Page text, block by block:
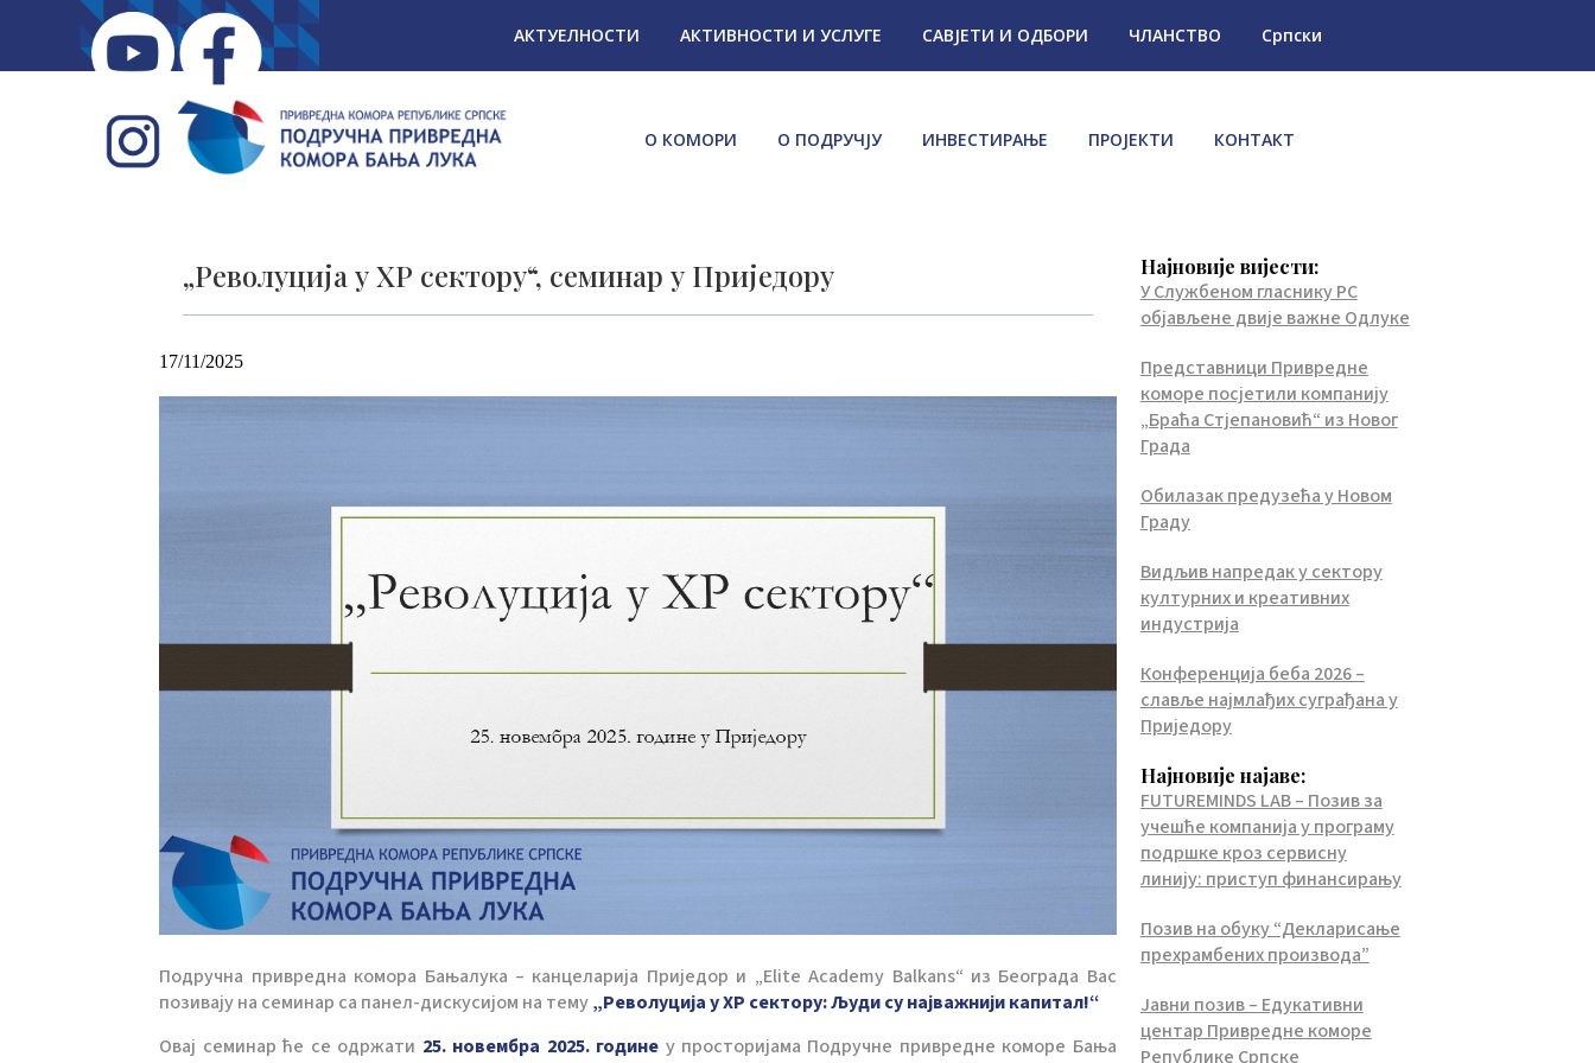
АКТУЕЛНОСТИ АКТИВНОСТИ И УСЛУГЕ САВЈЕТИ И ОДБОРИ ЧЛАНСТВО Српски
О КОМОРИ О ПОДРУЧЈУ ИНВЕСТИРАЊЕ ПРОЈЕКТИ КОНТАКТ
„Револуција у ХР сектору“, семинар у Приједору
17/11/2025
Подручна привредна комора Бањалука – канцеларија Приједор и „Elite Academy Balkans“ из Београда Вас
позивају на семинар са панел-дискусијом на тему„Револуција у ХР сектору: Људи су најважнији капитал!“
Овај семинар ће се одржати 25. новембра 2025. године у просторијама Подручне привредне коморе Бања
Најновије вијести:
У Службеном гласнику РС
објављене двије важне Одлуке
Представници Привредне
коморе посјетили компанију
„Браћа Стјепановић“ из Новог
Града
Обилазак предузећа у Новом
Граду
Видљив напредак у сектору
културних и креативних
индустрија
Конференција беба 2026 –
славље најмлађих суграђана у
Приједору
Најновије најаве:
FUTUREMINDS LAB – Позив за
учешће компанија у програму
подршке кроз сервисну
линију: приступ финансирању
Позив на обуку “Декларисање
прехрамбених производа”
Јавни позив – Едукативни
центар Привредне коморе
Републике Српске